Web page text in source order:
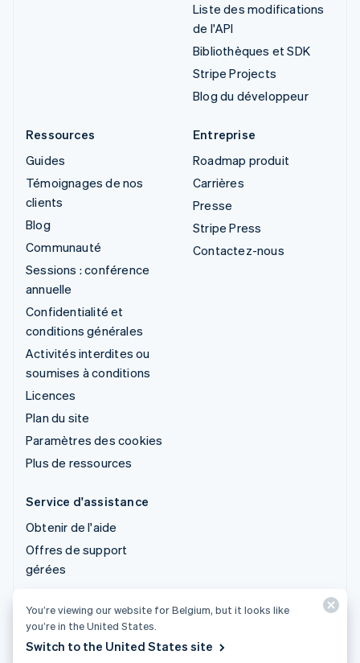
Liste des modifications
de l'API
Bibliothèques et SDK
Stripe Projects
Blog du développeur
Ressources
Guides
Témoignages de nos
clients
Blog
Communauté
Sessions : conférence
annuelle
Confidentialité et
conditions générales
Activités interdites ou
soumises à conditions
Licences
Plan du site
Paramètres des cookies
Plus de ressources
Entreprise
Roadmap produit
Carrières
Presse
Stripe Press
Contactez-nous
Service d'assistance
Obtenir de l'aide
Offres de support
gérées
© 2026 Stripe, LLC
You’re viewing our website for Belgium, but it looks like
you’re in the United States.
Switch to the United States site